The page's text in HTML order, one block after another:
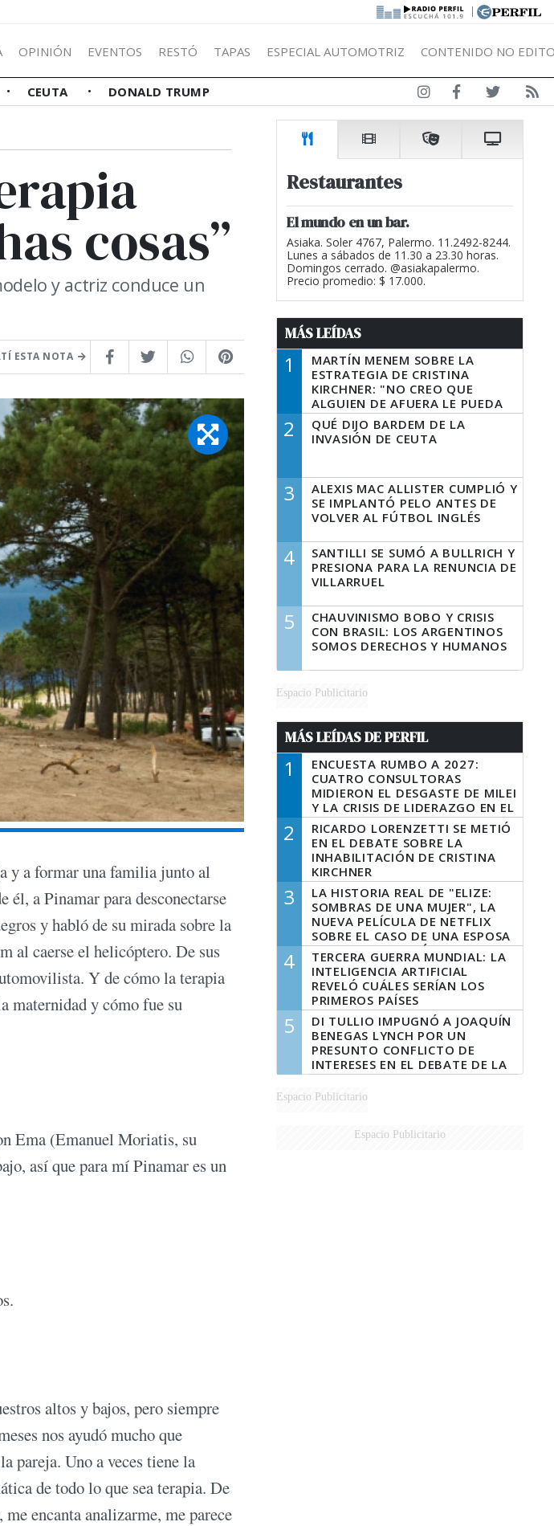
|
OPINIÓN EVENTOS RESTÓ TAPAS ESPECIAL AUTOMOTRIZ CONTENIDO NO
CEUTA DONALD TRUMP
cosas”
y actriz conduce un
ESTA NOTA
y a formar una familia junto al
a Pinamar para desconectarse
y habló de su mirada sobre la
al caerse el helicóptero. De sus
Y de cómo la terapia
maternidad y cómo fue su
Ema (Emanuel Moriatis, su
así que para mí Pinamar es un
altos y bajos, pero siempre
nos ayudó mucho que
pareja. Uno a veces tiene la
de todo lo que sea terapia. De
encanta analizarme, me parece
Restaurantes
El mundo en un bar.
Asiaka. Soler 4767, Palermo. 11.2492-8244.
Lunes a sábados de 11.30 a 23.30 horas.
Domingos cerrado. @asiakapalermo.
Precio promedio: $ 17.000.
MÁS LEÍDAS
1
MARTÍN MENEM SOBRE LA
ESTRATEGIA DE CRISTINA
KIRCHNER: "NO CREO QUE
ALGUIEN DE AFUERA LE PUEDA
DECIR A LA JUSTICIA LO QUE
TIENE QUE HACER"
2
QUÉ DIJO BARDEM DE LA
INVASIÓN DE CEUTA
3
ALEXIS MAC ALLISTER CUMPLIÓ Y
SE IMPLANTÓ PELO ANTES DE
VOLVER AL FÚTBOL INGLÉS
4
SANTILLI SE SUMÓ A BULLRICH Y
PRESIONA PARA LA RENUNCIA DE
VILLARRUEL
5
CHAUVINISMO BOBO Y CRISIS
CON BRASIL: LOS ARGENTINOS
SOMOS DERECHOS Y HUMANOS
Espacio Publicitario
MÁS LEÍDAS DE PERFIL
1
ENCUESTA RUMBO A 2027:
CUATRO CONSULTORAS
MIDIERON EL DESGASTE DE MILEI
Y LA CRISIS DE LIDERAZGO EN EL
PERONISMO
2
RICARDO LORENZETTI SE METIÓ
EN EL DEBATE SOBRE LA
INHABILITACIÓN DE CRISTINA
KIRCHNER
3
LA HISTORIA REAL DE "ELIZE:
SOMBRAS DE UNA MUJER", LA
NUEVA PELÍCULA DE NETFLIX
SOBRE EL CASO DE UNA ESPOSA
QUE DESCUARTIZÓ A SU
MARIDO
4
TERCERA GUERRA MUNDIAL: LA
INTELIGENCIA ARTIFICIAL
REVELÓ CUÁLES SERÍAN LOS
PRIMEROS PAÍSES
LATINOAMERICANOS EN SER
DERROTADOS
5
DI TULLIO IMPUGNÓ A JOAQUÍN
BENEGAS LYNCH POR UN
PRESUNTO CONFLICTO DE
INTERESES EN EL DEBATE DE LA
LEY DE TIERRAS
Espacio Publicitario
Espacio Publicitario